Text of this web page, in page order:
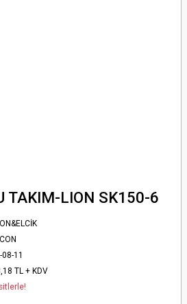
TAKIM-LION SK150-6
08-11
TL + KDV